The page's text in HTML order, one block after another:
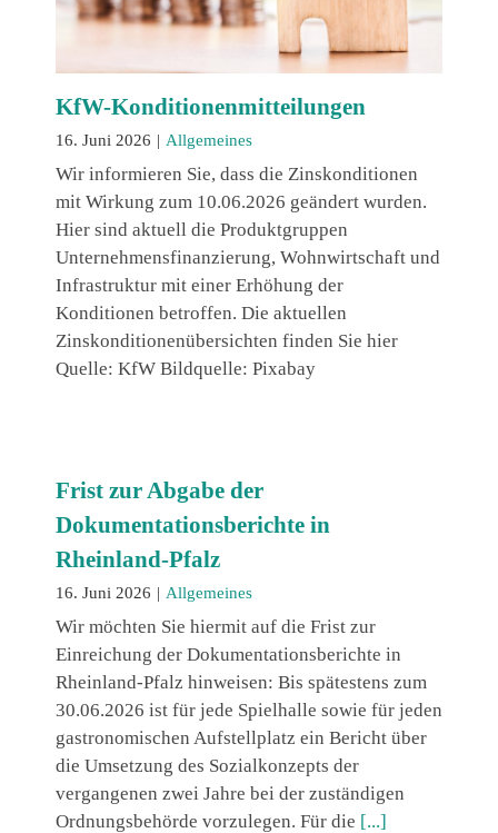
KfW-Konditionenmitteilungen
16. Juni 2026 | Allgemeines
Wir informieren Sie, dass die Zinskonditionen
mit Wirkung zum 10.06.2026 geändert wurden.
Hier sind aktuell die Produktgruppen
Unternehmensfinanzierung, Wohnwirtschaft und
Infrastruktur mit einer Erhöhung der
Konditionen betroffen. Die aktuellen
Zinskonditionenübersichten finden Sie hier
Quelle: KfW Bildquelle: Pixabay
Frist zur Abgabe der
Dokumentationsberichte in
Rheinland-Pfalz
16. Juni 2026 | Allgemeines
Wir möchten Sie hiermit auf die Frist zur
Einreichung der Dokumentationsberichte in
Rheinland-Pfalz hinweisen: Bis spätestens zum
30.06.2026 ist für jede Spielhalle sowie für jeden
gastronomischen Aufstellplatz ein Bericht über
die Umsetzung des Sozialkonzepts der
vergangenen zwei Jahre bei der zuständigen
Ordnungsbehörde vorzulegen. Für die [...]